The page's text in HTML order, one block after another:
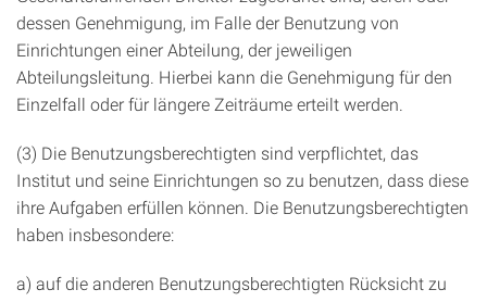
dessen Genehmigung, im Falle der Benutzung von
Einrichtungen einer Abteilung, der jeweiligen
Abteilungsleitung. Hierbei kann die Genehmigung für den
Einzelfall oder für längere Zeiträume erteilt werden.
(3) Die Benutzungsberechtigten sind verpflichtet, das
Institut und seine Einrichtungen so zu benutzen, dass diese
ihre Aufgaben erfüllen können. Die Benutzungsberechtigten
haben insbesondere:
a) auf die anderen Benutzungsberechtigten Rücksicht zu